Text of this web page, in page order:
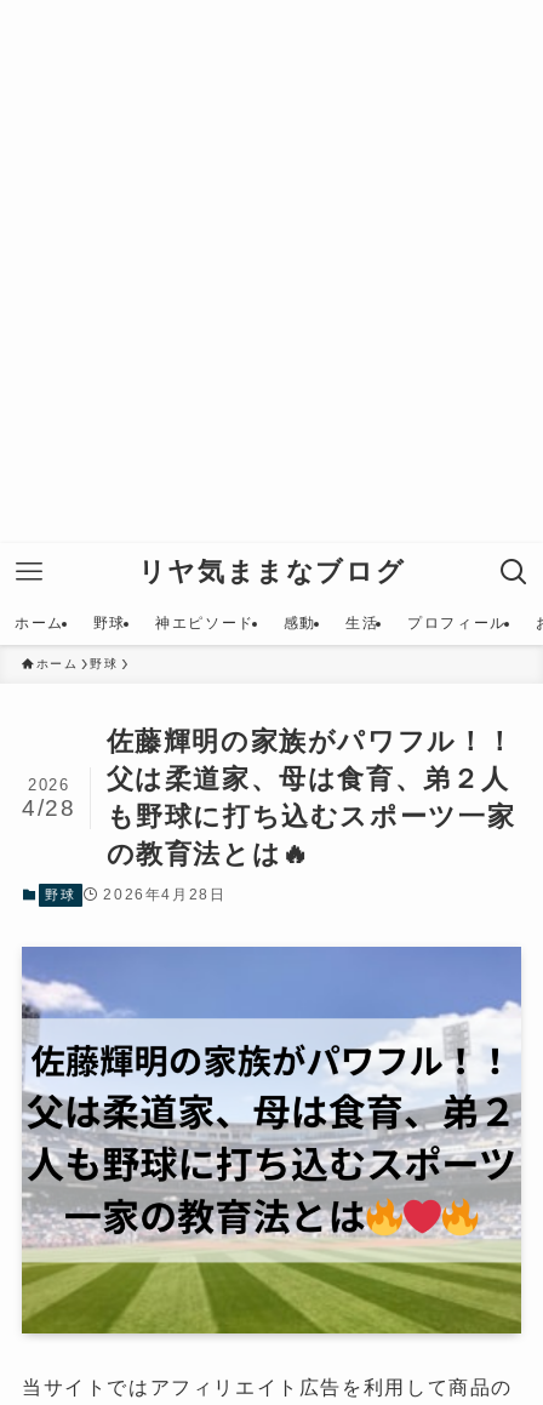
リヤ気ままなブログ
ホーム 野球 神エピソード 感動 生活 プロフィール
ホーム 野球
佐藤輝明の家族がパワフル！！
父は柔道家、母は食育、弟２人
も野球に打ち込むスポーツ一家
の教育法とは🔥
2026
4/28
野球 2026年4月28日
当サイトではアフィリエイト広告を利用して商品の